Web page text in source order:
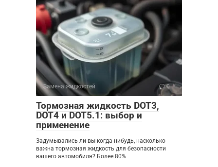
Замена жидкостей 0
Тормозная жидкость DOT3,
DOT4 и DOT5.1: выбор и
применение
Задумывались ли вы когда-нибудь, насколько
важна тормозная жидкость для безопасности
вашего автомобиля? Более 80%